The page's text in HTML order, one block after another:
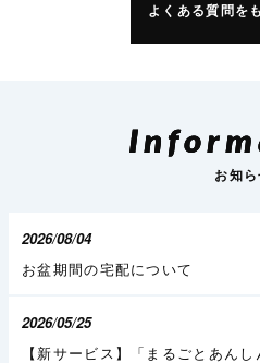
よくある質問を
お知ら
2026/08/04
お盆期間の宅配について
2026/05/25
【新サービス】「まるごとあん